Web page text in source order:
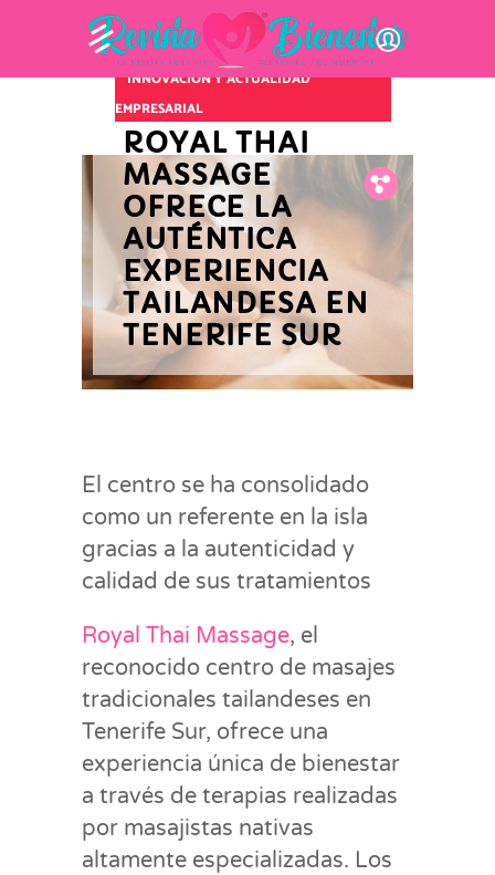
Fb.
Tw.
Pin.
INNOVACIÓN Y ACTUALIDAD
EMPRESARIAL
ROYAL THAI
MASSAGE
OFRECE LA
AUTÉNTICA
EXPERIENCIA
TAILANDESA EN
TENERIFE SUR
El centro se ha consolidado
como un referente en la isla
gracias a la autenticidad y
calidad de sus tratamientos
Royal Thai Massage, el
reconocido centro de masajes
tradicionales tailandeses en
Tenerife Sur, ofrece una
experiencia única de bienestar
a través de terapias realizadas
por masajistas nativas
altamente especializadas. Los